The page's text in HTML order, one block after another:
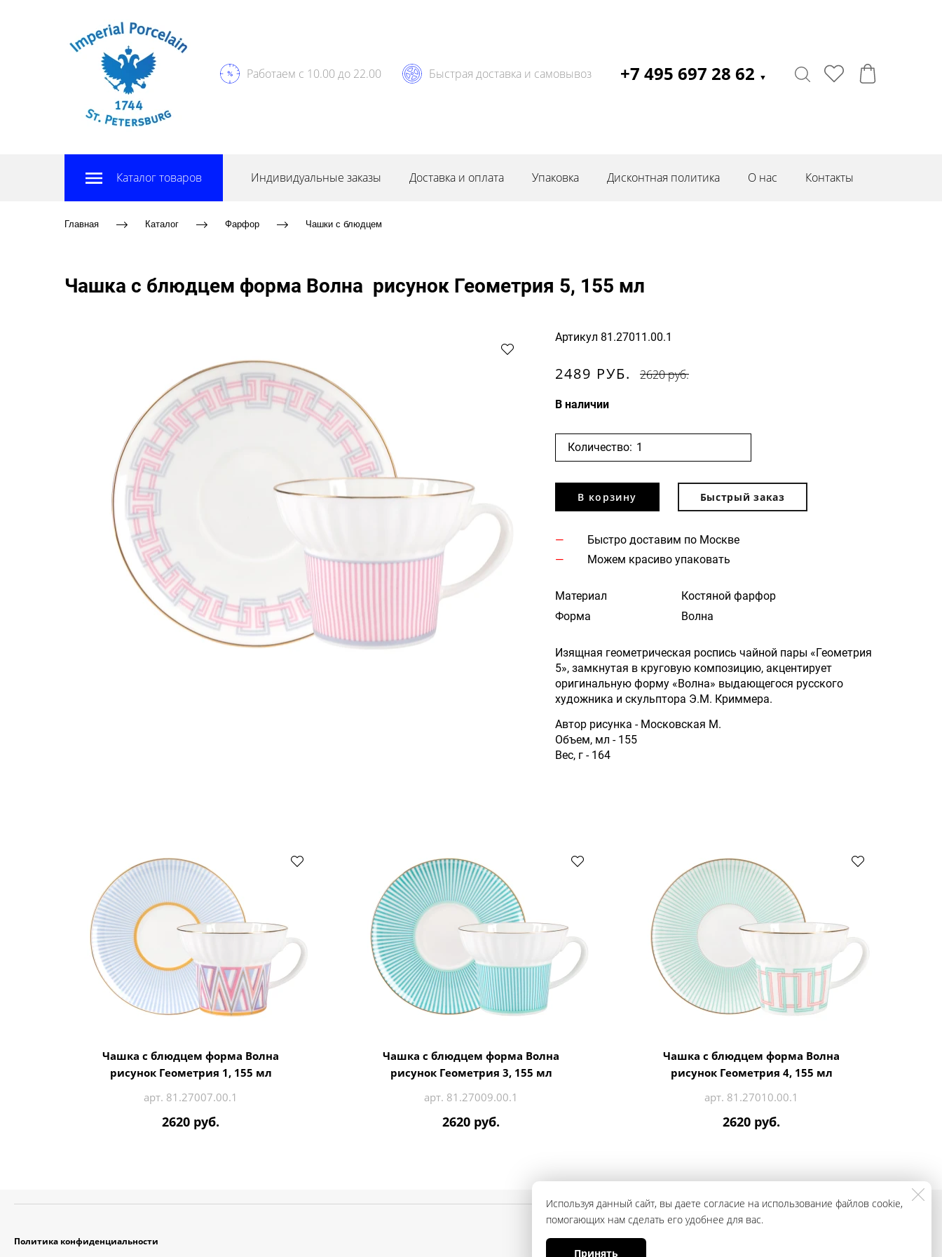
Работаем с 10.00 до 22.00 Быстрая доставка и самовывоз +7 495 697 28 62 ▼
Каталог товаров Индивидуальные заказы Доставка и оплата Упаковка Дисконтная политика О нас Контакты
Главная Каталог Фарфор Чашки с блюдцем
Чашка с блюдцем форма Волна рисунок Геометрия 5, 155 мл
Артикул 81.27011.00.1
2489 РУБ. 2620 руб.
В наличии
Количество:
В корзину Быстрый заказ
Быстро доставим по Москве
Можем красиво упаковать
Материал
Костяной фарфор
Форма
Волна
Изящная геометрическая роспись чайной пары «Геометрия
5», замкнутая в круговую композицию, акцентирует
оригинальную форму «Волна» выдающегося русского
художника и скульптора Э.М. Криммера.
Автор рисунка - Московская М.
Объем, мл - 155
Вес, г - 164
Чашка с блюдцем форма Волна
рисунок Геометрия 1, 155 мл
арт. 81.27007.00.1
2620 руб.
Чашка с блюдцем форма Волна
рисунок Геометрия 3, 155 мл
арт. 81.27009.00.1
2620 руб.
Чашка с блюдцем форма Волна
рисунок Геометрия 4, 155 мл
арт. 81.27010.00.1
2620 руб.
Используя данный сайт, вы даете согласие на использование файлов cookie,
помогающих нам сделать его удобнее для вас.
Принять
Политика конфиденциальности